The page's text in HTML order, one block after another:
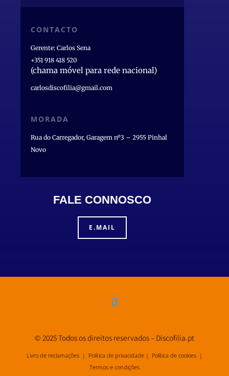
CONTACTO
Gerente: Carlos Sena
+351 918 418 520
(chama móvel para rede nacional)
carlosdiscofilia@gmail.com
MORADA
Rua do Carregador, Garagem nº3 – 2955 Pinhal
Novo
FALE CONNOSCO
E.MAIL
© 2025 Todos os direitos reservados – Discofilia.pt
Livro de reclamações | Política de privacidade| Política de cookies|
Termos e condições